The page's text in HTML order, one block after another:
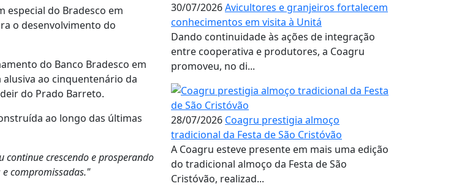
especial do Bradesco em
o desenvolvimento do
do Banco Bradesco em
ao cinquentenário da
do Prado Barreto.
ao longo das últimas
continue crescendo e prosperando
compromissadas."
30/07/2026Avicultores e granjeiros fortalecem
conhecimentos em visita à Unitá
Dando continuidade às ações de integração
entre cooperativa e produtores, a Coagru
promoveu, no di...
28/07/2026 Coagru prestigia almoço
tradicional da Festa de São Cristóvão
A Coagru esteve presente em mais uma edição
do tradicional almoço da Festa de São
Cristóvão, realizad...